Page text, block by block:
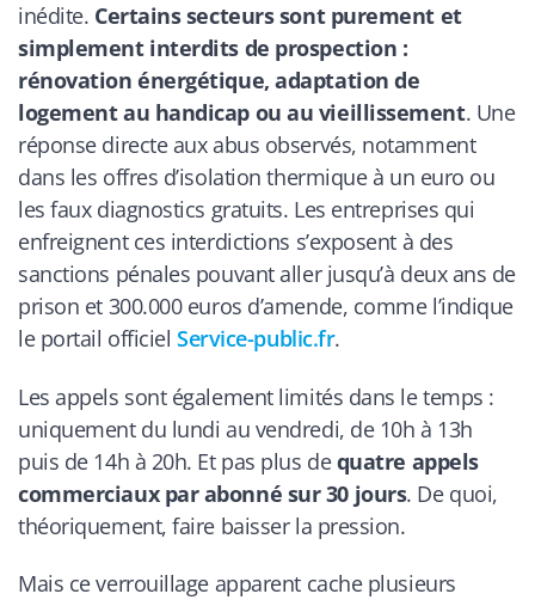
inédite. Certains secteurs sont purement et
simplement interdits de prospection :
rénovation énergétique, adaptation de
logement au handicap ou au vieillissement. Une
réponse directe aux abus observés, notamment
dans les offres d’isolation thermique à un euro ou
les faux diagnostics gratuits. Les entreprises qui
enfreignent ces interdictions s’exposent à des
sanctions pénales pouvant aller jusqu’à deux ans de
prison et 300.000 euros d’amende, comme l’indique
le portail officielService-public.fr.
Les appels sont également limités dans le temps :
uniquement du lundi au vendredi, de 10h à 13h
puis de 14h à 20h. Et pas plus dequatre appels
commerciaux par abonné sur 30 jours. De quoi,
théoriquement, faire baisser la pression.
Mais ce verrouillage apparent cache plusieurs